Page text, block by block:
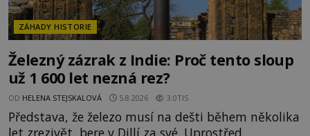
ZÁHADY HISTORIE
Železný zázrak z Indie: Proč tento sloup
už 1 600 let nezná rez?
OD HELENA STEJSKALOVÁ 5.8.2026 3.0TIS
Představa, že železo musí na dešti během několika
let zrezivět, bere v Dillí za své. Uprostřed